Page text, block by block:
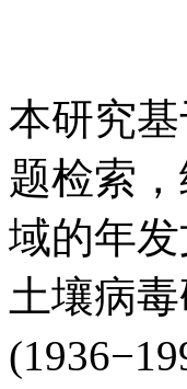
本研究基
题检索
域的年
土壤病